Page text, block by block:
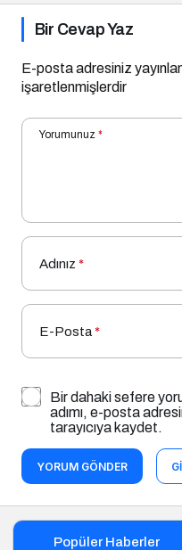
Bir Cevap Yaz
E-posta adresiniz
işaretlenmişlerdir
Yorumunuz *
Adınız *
E-Posta*
Bir dahaki sefere
adımı, e-posta
tarayıcıya kaydet.
YORUM GÖNDER
Popüler Haberler